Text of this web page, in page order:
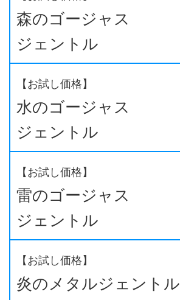
森のゴージャス
ジェントル
【お試し価格】
水のゴージャス
ジェントル
【お試し価格】
雷のゴージャス
ジェントル
【お試し価格】
炎のメタルジェントル